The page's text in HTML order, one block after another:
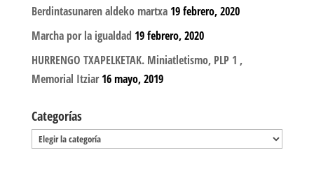
Berdintasunaren aldeko martxa 19 febrero, 2020
Marcha por la igualdad 19 febrero, 2020
HURRENGO TXAPELKETAK. Miniatletismo, PLP 1 ,
Memorial Itziar 16 mayo, 2019
Categorías
Categorías